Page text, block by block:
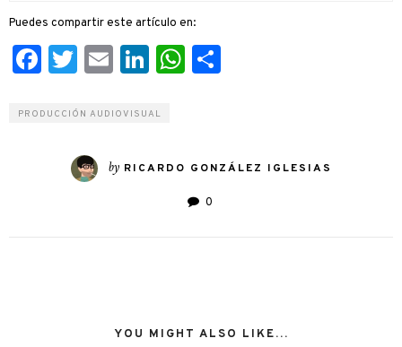
Puedes compartir este artículo en:
Facebook
Twitter
EmailLinkedIn
WhatsApp
PRODUCCIÓN AUDIOVISUAL
by RICARDO GONZÁLEZ IGLESIAS
0
YOU MIGHT ALSO LIKE...